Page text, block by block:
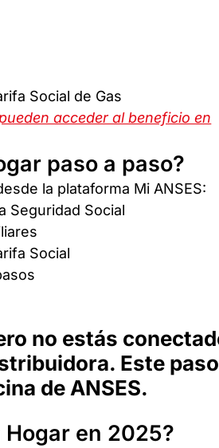
Social de Gas
acceder al beneficio en
paso a paso?
la plataforma Mi ANSES:
Seguridad Social
Social
no estás
Este paso
de ANSES.
en 2025?